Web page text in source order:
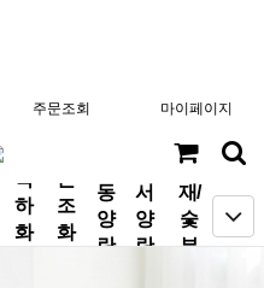
주문조회 마이페이지
축
하
화
근
조
화
동
양
란
서
양
란
분
재/
숯
부